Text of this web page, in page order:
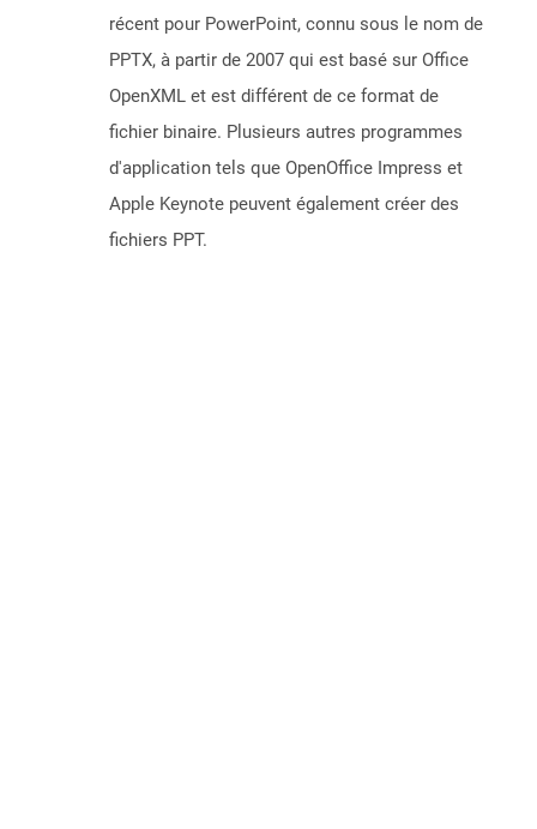
récent pour PowerPoint, connu sous le nom de
PPTX, à partir de 2007 qui est basé sur Office
OpenXML et est différent de ce format de
fichier binaire. Plusieurs autres programmes
d'application tels que OpenOffice Impress et
Apple Keynote peuvent également créer des
fichiers PPT.